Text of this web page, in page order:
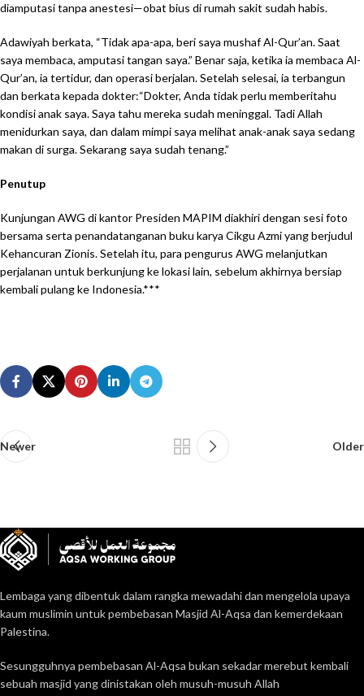
diamputasi tanpa anestesi—obat bius di rumah sakit sudah habis.
Adawiyah berkata, “Tidak apa-apa, beri saya mushaf Al-Qur’an. Saat
saya membaca, amputasi tangan saya.” Benar saja, ketika ia membaca Al-
Qur’an, ia tertidur, dan operasi berjalan. Setelah selesai, ia terbangun
dan berkata kepada dokter:“Dokter, Anda tidak perlu memberitahu
kondisi anak saya. Saya tahu mereka sudah meninggal. Tadi Allah
menidurkan saya, dan dalam mimpi saya melihat anak-anak saya sedang
makan di surga. Sekarang saya sudah tenang.”
Penutup
Kunjungan AWG di kantor Presiden MAPIM diakhiri dengan sesi foto
bersama serta penandatanganan buku karya Cikgu Azmi yang berjudul
Kehancuran Zionis. Setelah itu, para pengurus AWG melanjutkan
perjalanan untuk berkunjung ke lokasi lain, sebelum akhirnya bersiap
kembali pulang ke Indonesia.***
Newer Older
Lembaga yang dibentuk dalam rangka mewadahi dan mengelola upaya
kaum muslimin untuk pembebasan Masjid Al-Aqsa dan kemerdekaan
Palestina.
Sesungguhnya pembebasan Al-Aqsa bukan sekadar merebut kembali
sebuah masjid yang dinistakan oleh musuh-musuh Allah